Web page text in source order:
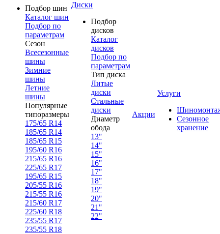
Подбор шин
Каталог шин
Подбор по
параметрам
Сезон
Всесезонные
шины
Зимние
шины
Летние
шины
Популярные
типоразмеры
175/65 R14
185/65 R14
185/65 R15
195/60 R16
215/65 R16
225/65 R17
195/65 R15
205/55 R16
215/55 R16
215/60 R17
225/60 R18
235/55 R17
235/55 R18
Диски
Подбор
дисков
Каталог
дисков
Подбор по
параметрам
Тип диска
Литые
диски
Стальные
диски
Диаметр
обода
13"
14"
15"
16"
17"
18"
19"
20"
21"
22"
Акции
Услуги
Сезонное
хранение